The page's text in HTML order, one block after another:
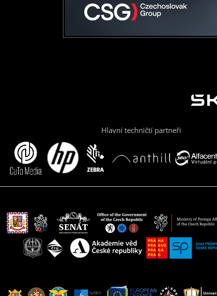
Hlavní techničtí partneři